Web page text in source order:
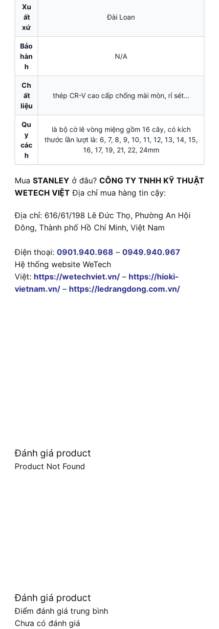
Xu
ất
xứ
Đài Loan
Bảo
hàn
h
N/A
Ch
ất
liệu
thép CR-V cao cấp chống mài mòn, rỉ sét…
Qu
y
các
h
là bộ cờ lê vòng miệng gồm 16 cây, có kích
thước lần lượt là: 6, 7, 8, 9, 10, 11, 12, 13, 14, 15,
16, 17, 19, 21, 22, 24mm
Mua STANLEY ở đâu? CÔNG TY TNHH KỸ THUẬT
WETECH VIỆT Địa chỉ mua hàng tin cậy:
Địa chỉ: 616/61/198 Lê Đức Thọ, Phường An Hội
Đông, Thành phố Hồ Chí Minh, Việt Nam
Điện thoại: 0901.940.968 – 0949.940.967
Hệ thống website WeTech
Việt: https://wetechviet.vn/ – https://hioki-
vietnam.vn/ – https://ledrangdong.com.vn/
Đánh giá product
Product Not Found
Đánh giá product
Điểm đánh giá trung bình
Chưa có đánh giá